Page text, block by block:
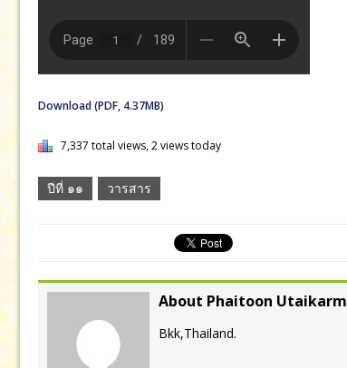
Download (PDF, 4.37MB)
7,337 total views, 2 views today
ปีที่ ๑๑ วารสาร
About Phaitoon Utaikarm
Bkk,Thailand.